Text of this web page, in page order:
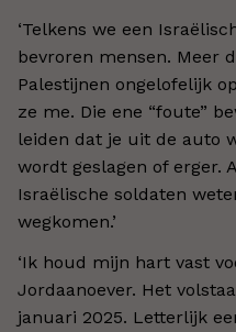
‘Telkens we een
bevroren mensen. Meer
Palestijnen ongelofelijk
ze me. Die ene “foute”
leiden dat je uit de auto
wordt geslagen of erger.
Israëlische soldaten
wegkomen.’
‘Ik houd mijn hart vast
Jordaanoever. Het
januari 2025. Letterlijk